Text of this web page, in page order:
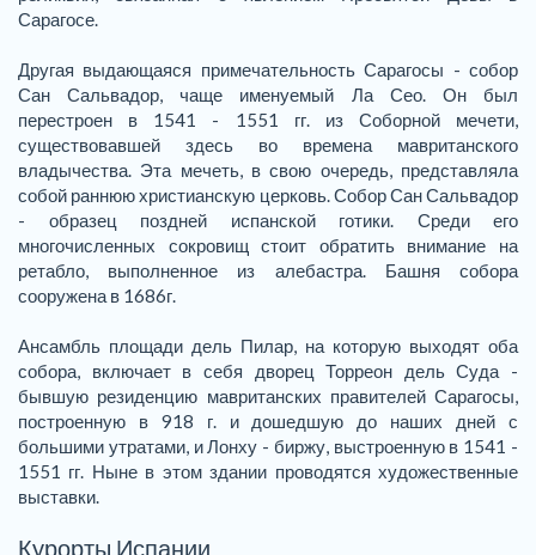
Сарагосе.
Другая выдающаяся примечательность Сарагосы - собор
Сан Сальвадор, чаще именуемый Ла Сео. Он был
перестроен в 1541 - 1551 гг. из Соборной мечети,
существовавшей здесь во времена мавританского
владычества. Эта мечеть, в свою очередь, представляла
собой раннюю христианскую церковь. Собор Сан Сальвадор
- образец поздней испанской готики. Среди его
многочисленных сокровищ стоит обратить внимание на
ретабло, выполненное из алебастра. Башня собора
сооружена в 1686г.
Ансамбль площади дель Пилар, на которую выходят оба
собора, включает в себя дворец Торреон дель Суда -
бывшую резиденцию мавританских правителей Сарагосы,
построенную в 918 г. и дошедшую до наших дней с
большими утратами, и Лонху - биржу, выстроенную в 1541 -
1551 гг. Ныне в этом здании проводятся художественные
выставки.
Курорты Испании